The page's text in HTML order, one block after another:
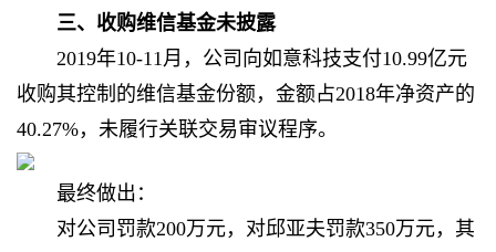
三、收购维信基金未披露
2019年10-11月，公司向如意科技支付10.99亿元
收购其控制的维信基金份额，金额占2018年净资产的
40.27%，未履行关联交易审议程序。
最终做出：
对公司罚款200万元，对邱亚夫罚款350万元，其